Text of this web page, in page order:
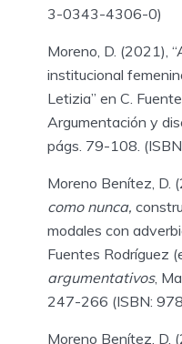
3-0343-4306-0)
Moreno, D. (2021),
institucional
Letizia” en C.
Argumentación y
págs. 79-108.
Moreno Benítez, D.
como nunca,
modales con
Fuentes Rodríguez
argumentativos,
247-266 (ISBN:
Moreno Benítez, D.